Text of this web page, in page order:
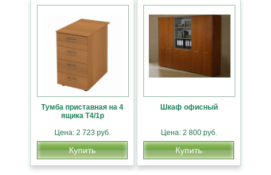
Тумба приставная на 4
ящика Т4/1р
Цена: 2 723 руб.
Купить
Шкаф офисный
Цена: 2 800 руб.
Купить